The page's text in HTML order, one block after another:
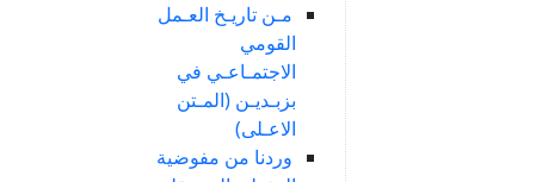
مـن تاريـخ العـمل
القومي
الاجتمـاعـي في
بزبـديـن (المـتن
الاعـلى)
وردنا من مفوضية